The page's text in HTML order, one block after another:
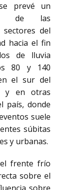
prevé un
de las
del
hacia el fin
de lluvia
80 y 140
el sur del
y en otras
país, donde
suele
súbitas
y urbanas.
el frente frío
sobre el